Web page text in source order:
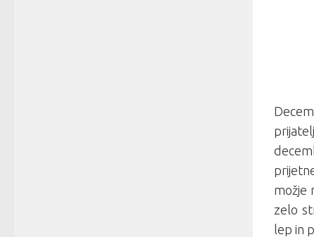
možje
zelo
lep in